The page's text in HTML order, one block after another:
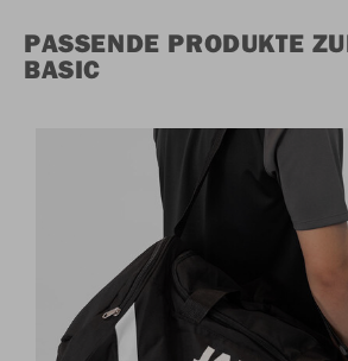
PASSENDE PRODUKTE
BASIC